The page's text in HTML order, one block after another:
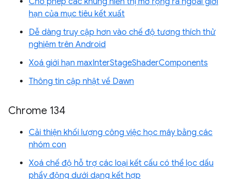
hạn của mục tiêu kết xuất
Dễ dàng truy cập hơn vào chế độ tương thích thử
nghiệm trên Android
Xoá giới hạn maxInterStageShaderComponents
Thông tin cập nhật về Dawn
Chrome 134
Cải thiện khối lượng công việc học máy bằng các
nhóm con
Xoá chế độ hỗ trợ các loại kết cấu có thể lọc dấu
phẩy động dưới dạng kết hợp